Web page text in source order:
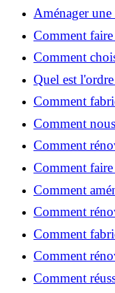
2026 ?
Aménager une
de place pour
Comment
fait maison ?
Comment
travaux de
Quel est
rénovation ?
Comment
naturel pour
Comment
(Ré)HABITER
?
Comment
: techniques,
Comment faire
?
Comment
chaque
Comment
facilement :
Comment
naturel au suif ?
Comment
efficacement ?
Comment